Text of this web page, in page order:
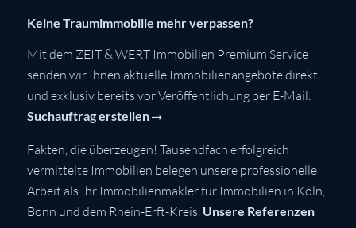
Keine Traumimmobilie mehr verpassen?
Mit dem ZEIT & WERT Immobilien Premium Service
senden wir Ihnen aktuelle Immobilienangebote direkt
und exklusiv bereits vor Veröffentlichung per E-Mail.
Suchauftrag erstellen
Fakten, die überzeugen! Tausendfach erfolgreich
vermittelte Immobilien belegen unsere professionelle
Arbeit als Ihr Immobilienmakler für Immobilien in Köln,
Bonn und dem Rhein-Erft-Kreis. Unsere Referenzen